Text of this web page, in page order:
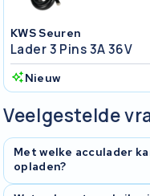
KWS Seuren
Lader 3 Pins 3A 36V
Nieuw
Veelgestelde
Met welke acculader
opladen?